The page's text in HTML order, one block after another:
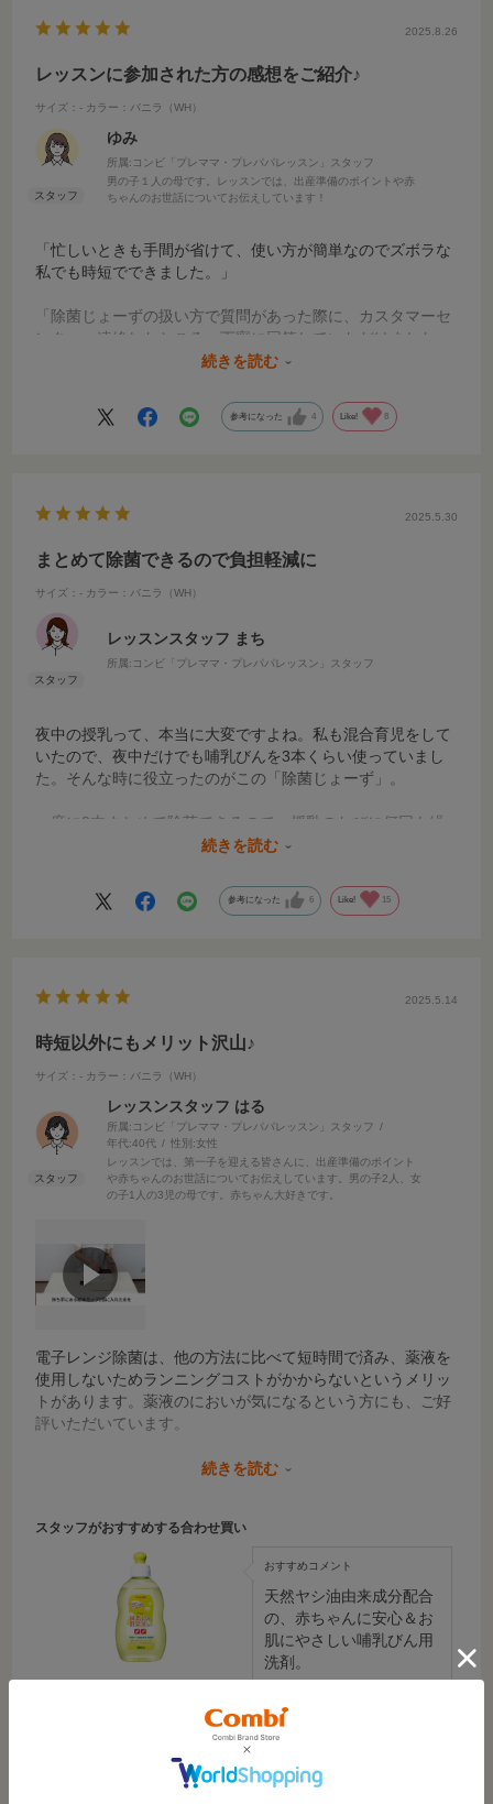
2025.8.26
レッスンに参加された方の感想をご紹介♪
サイズ：- カラー：バニラ（WH）
ゆみ
所属:コンビ「プレママ・プレパパレッスン」スタッフ
男の子１人の母です。レッスンでは、出産準備のポイントや赤
ちゃんのお世話についてお伝えしています！
「忙しいときも手間が省けて、使い方が簡単なのでズボラな
私でも時短でできました。」
「除菌じょーずの扱い方で質問があった際に、カスタマーセ
ンターへ連絡したところ、丁寧に回答していただけました。
赤ちゃんに使用するものなので、何かあったらすぐに聞け
「短時間で除菌が終わるため、すぐに必要なものの除菌にも
「除菌じょ～ずがなければ、哺乳びん消毒はかなりめんどう
め、とてもありがたい商品だった。」
「除菌じょーずはとても使いやすく、毎日使っています。出
産後すぐから必要になったため、妊娠中に購入しておいて良
かったです！」
「哺乳びんの除菌にとても便利で、毎日愛用しています。急
いでるときも5分でできるので、助かってます！」
して使用しています。」
置き場も取らず、短時間で除菌できるので使いやすかったで
続きを読む
参考になった 4 Like! 8
2025.5.30
まとめて除菌できるので負担軽減に
サイズ：- カラー：バニラ（WH）
レッスンスタッフ まち
所属:コンビ「プレママ・プレパパレッスン」スタッフ
夜中の授乳って、本当に大変ですよね。私も混合育児をして
いたので、夜中だけでも哺乳びんを3本くらい使っていまし
た。そんな時に役立ったのがこの「除菌じょーず」。
一度に3本まとめて除菌できるので、授乳のたびに何回も繰
り返す手間が省けて、寝不足の時には本当に助かりました。
で、わざわざ移し替える必要もなく、とても便利なんです。
続きを読む
参考になった 6 Like! 15
2025.5.14
時短以外にもメリット沢山♪
サイズ：- カラー：バニラ（WH）
レッスンスタッフ はる
所属:コンビ「プレママ・プレパパレッスン」スタッフ
年代:40代 性別:女性
レッスンでは、第一子を迎える皆さんに、出産準備のポイント
や赤ちゃんのお世話についてお伝えしています。男の子2人、女
の子1人の3児の母です。赤ちゃん大好きです。
電子レンジ除菌は、他の方法に比べて短時間で済み、薬液を
使用しないためランニングコストがかからないというメリッ
トがあります。薬液のにおいが気になるという方にも、ご好
評いただいています。
私自身、「除菌じょーず」を使用して特にありがたかったの
に悩んでしまいがちでした。その点、電子レンジから取り出
してそのまま清潔に保管できるのは手間が無く、埃もかから
ないことで安心感にもつながりました。
また、夜間の授乳後に、くたくたで片付けができないまま寝
てしまった時に、翌朝家族が哺乳びんを洗って、除菌まで済
ませてくれていたことがありました。家族みんなが簡単に使
ると、「どれを何分つけ置きした？」ということが分かりづ
らくなったり、お湯を沸かしていることを忘れてしまうこと
続きを読む
スタッフがおすすめする合わせ買い
おすすめコメント
天然ヤシ油由来成分配合
の、赤ちゃんに安心＆お
肌にやさしい哺乳びん用
洗剤。
参考になった 4